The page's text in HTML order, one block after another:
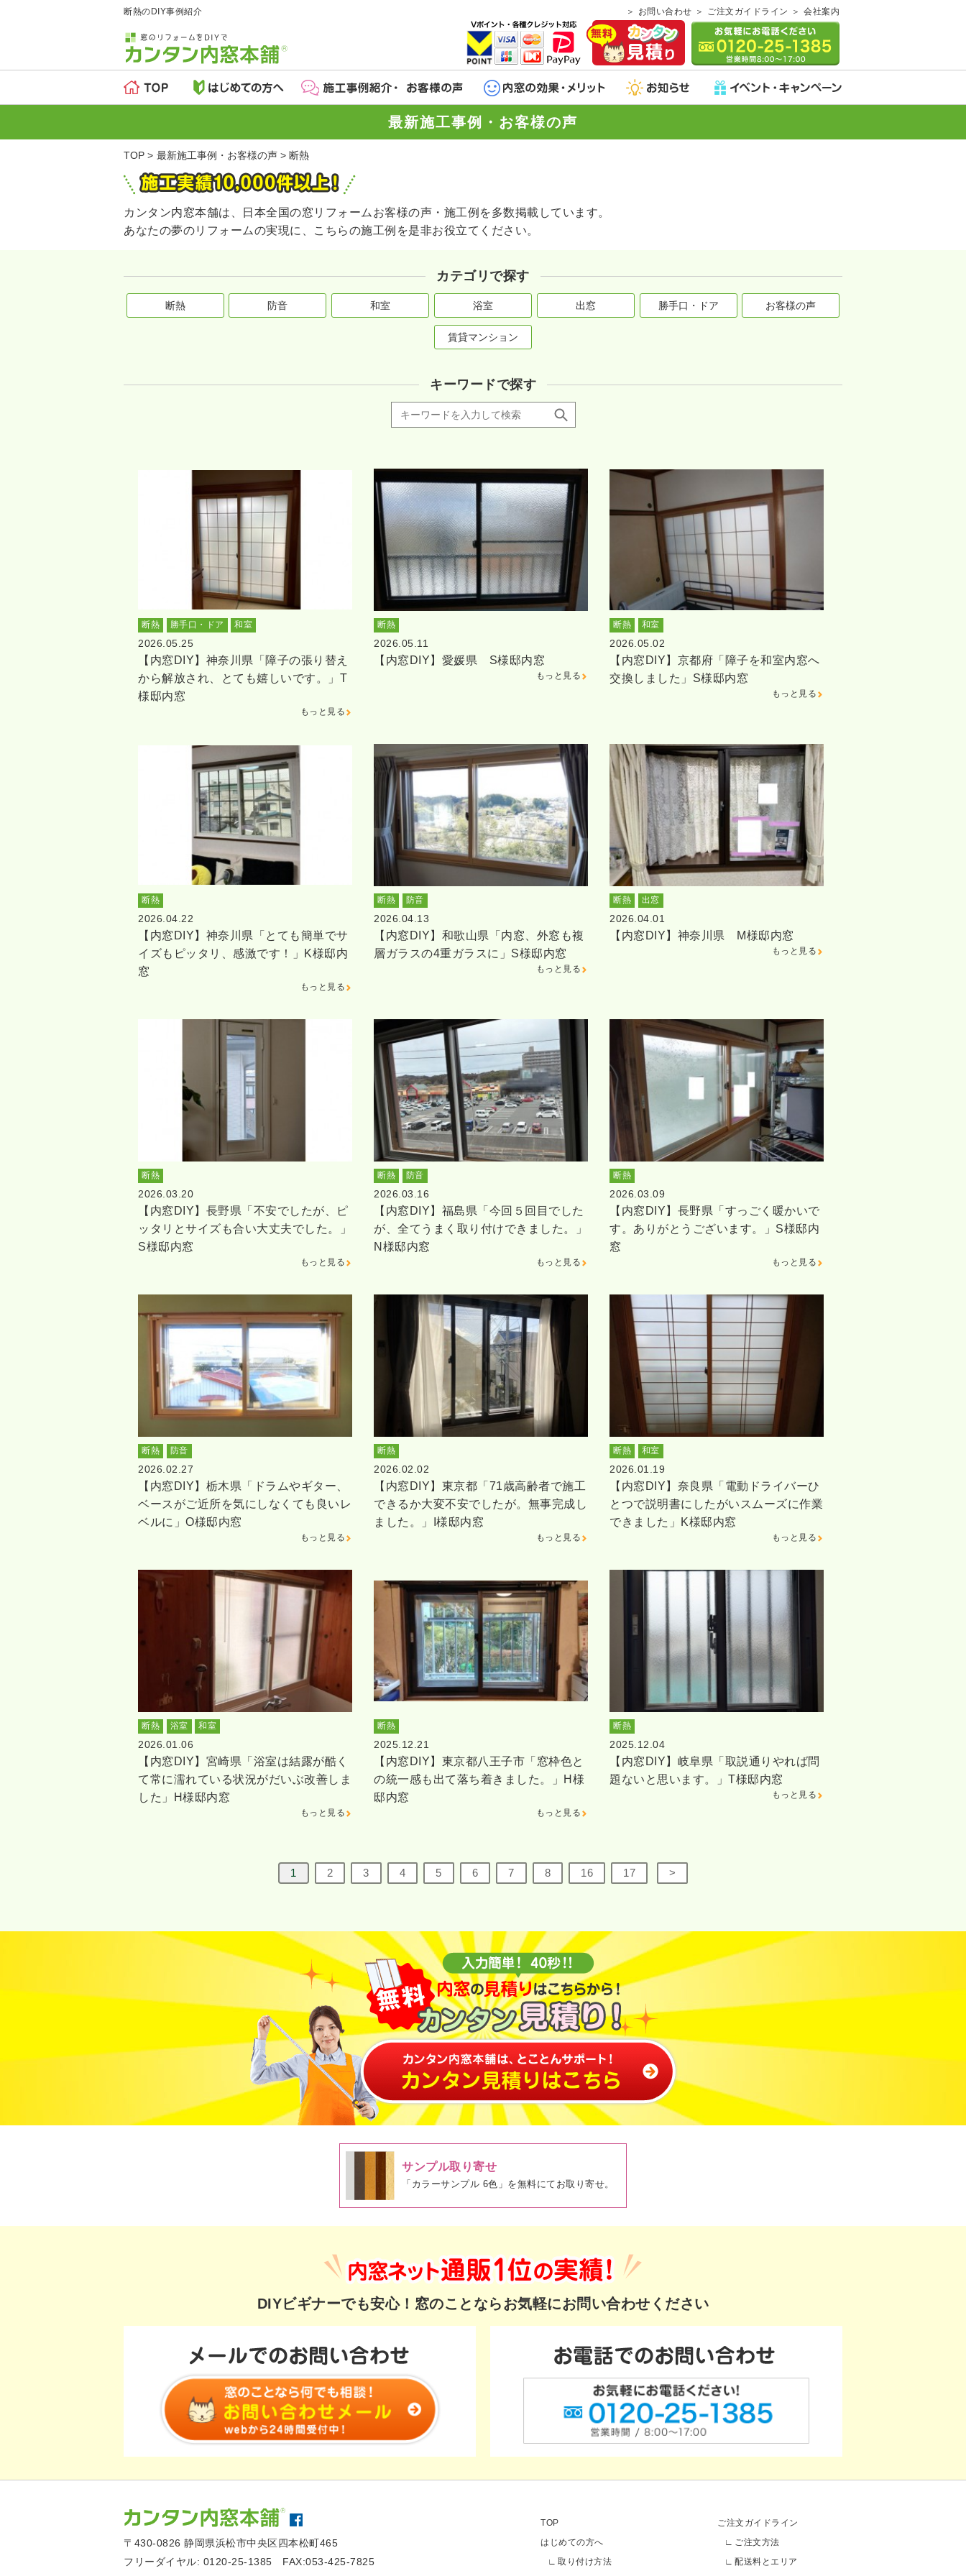
断熱のDIY事例紹介 お問い合わせ ご注文ガイドライン 会社案内
最新施工事例・お客様の声
TOP 最新施工事例・お客様の声 断熱
カンタン内窓本舗は、日本全国の窓リフォームお客様の声・施工例を多数掲載しています。
あなたの夢のリフォームの実現に、こちらの施工例を是非お役立てください。
カテゴリで探す
断熱 防音 和室 浴室 出窓 勝手口・ドア お客様の声
賃貸マンション
キーワードで探す
断熱 勝手口・ドア 和室
2026.05.25
【内窓DIY】神奈川県「障子の張り替え
から解放され、とても嬉しいです。」T
様邸内窓
もっと見る
断熱
2026.05.11
【内窓DIY】愛媛県 S様邸内窓
もっと見る
断熱 和室
2026.05.02
【内窓DIY】京都府「障子を和室内窓へ
交換しました」S様邸内窓
もっと見る
断熱
2026.04.22
【内窓DIY】神奈川県「とても簡単でサ
イズもピッタリ、感激です！」K様邸内
窓
もっと見る
断熱 防音
2026.04.13
【内窓DIY】和歌山県「内窓、外窓も複
層ガラスの4重ガラスに」S様邸内窓
もっと見る
断熱 出窓
2026.04.01
【内窓DIY】神奈川県 M様邸内窓
もっと見る
断熱
2026.03.20
【内窓DIY】長野県「不安でしたが、ピ
ッタリとサイズも合い大丈夫でした。」
S様邸内窓
もっと見る
断熱 防音
2026.03.16
【内窓DIY】福島県「今回５回目でした
が、全てうまく取り付けできました。」
N様邸内窓
もっと見る
断熱
2026.03.09
【内窓DIY】長野県「すっごく暖かいで
す。ありがとうございます。」S様邸内
窓
もっと見る
断熱 防音
2026.02.27
【内窓DIY】栃木県「ドラムやギター、
ベースがご近所を気にしなくても良いレ
ベルに」O様邸内窓
もっと見る
断熱
2026.02.02
【内窓DIY】東京都「71歳高齢者で施工
できるか大変不安でしたが。無事完成し
ました。」I様邸内窓
もっと見る
断熱 和室
2026.01.19
【内窓DIY】奈良県「電動ドライバーひ
とつで説明書にしたがいスムーズに作業
できました」K様邸内窓
もっと見る
断熱 浴室 和室
2026.01.06
【内窓DIY】宮崎県「浴室は結露が酷く
て常に濡れている状況がだいぶ改善しま
した」H様邸内窓
もっと見る
断熱
2025.12.21
【内窓DIY】東京都八王子市「窓枠色と
の統一感も出て落ち着きました。」H様
邸内窓
もっと見る
断熱
2025.12.04
【内窓DIY】岐阜県「取説通りやれば問
題ないと思います。」T様邸内窓
もっと見る
1 2 3 4 5 6 7 8 16 17 >
サンプル取り寄せ
「カラーサンプル 6色」を無料にてお取り寄せ。
DIYビギナーでも安心！ 窓のことならお気軽にお問い合わせください
〒430-0826 静岡県浜松市中央区四本松町465
フリーダイヤル: 0120-25-1385
FAX:053-425-7825
TOP
はじめての方へ
取り付け方法
ご注文ガイドライン
ご注文方法
配送料とエリア